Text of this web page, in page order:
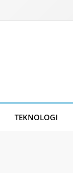
TEKNOLOGI